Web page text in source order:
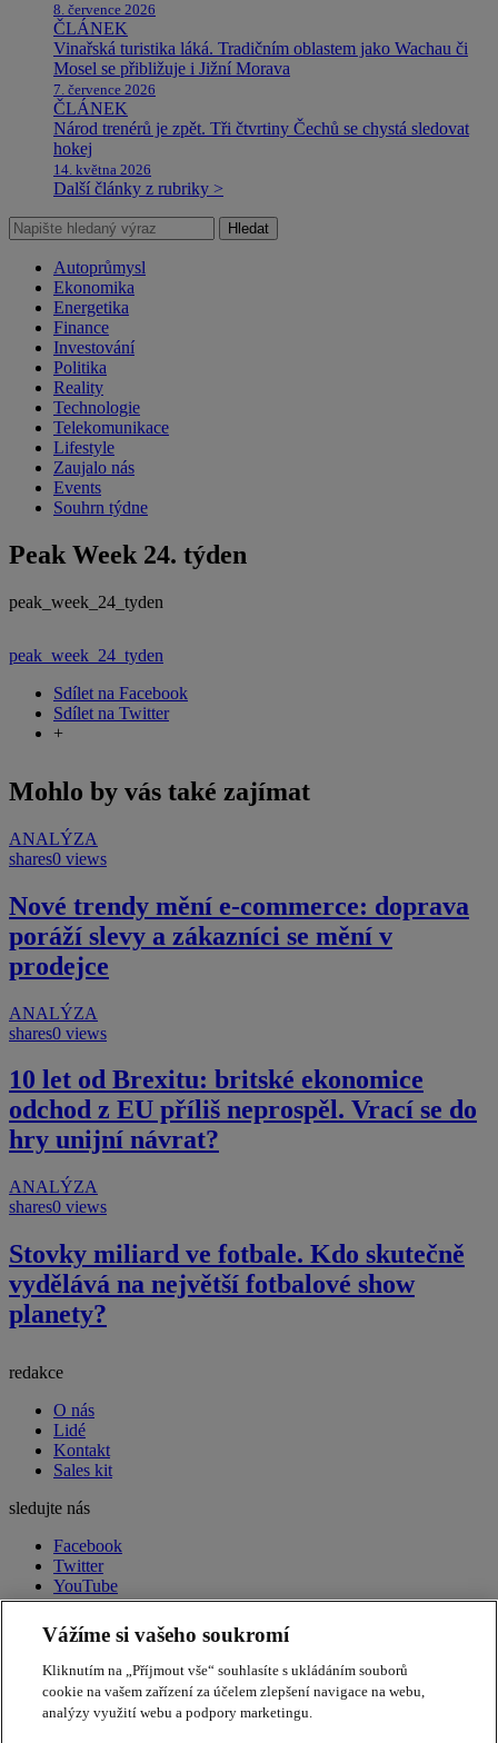
8. července 2026
ČLÁNEK
Vinařská turistika láká. Tradičním oblastem jako Wachau či
Mosel se přibližuje i Jižní Morava
7. července 2026
ČLÁNEK
Národ trenérů je zpět. Tři čtvrtiny Čechů se chystá sledovat
hokej
14. května 2026
Další články z rubriky >
Hledat
Autoprůmysl
Ekonomika
Energetika
Finance
Investování
Politika
Reality
Technologie
Telekomunikace
Lifestyle
Zaujalo nás
Events
Souhrn týdne
Peak Week 24. týden
peak_week_24_tyden
peak_week_24_tyden
Sdílet na Facebook
Sdílet na Twitter
+
Mohlo by vás také zajímat
ANALÝZA
shares0 views
Nové trendy mění e-commerce: doprava
poráží slevy a zákazníci se mění v
prodejce
ANALÝZA
shares0 views
10 let od Brexitu: britské ekonomice
odchod z EU příliš neprospěl. Vrací se do
hry unijní návrat?
ANALÝZA
shares0 views
Stovky miliard ve fotbale. Kdo skutečně
vydělává na největší fotbalové show
planety?
redakce
O nás
Lidé
Kontakt
Sales kit
sledujte nás
Facebook
Twitter
YouTube
LinkedIn
RSS
peak week newsletter
Souhrn toho nejdůležitějšího
každý pátek ve vašem e-mailu. Přihlásit odběr
Amazon americká ekonomika Andrej Babiš Apple
Donald Trump
Vážíme si vašeho soukromí
Kliknutím na „Příjmout vše“ souhlasíte s ukládáním souborů
cookie na vašem zařízení za účelem zlepšení navigace na webu,
analýzy využití webu a podpory marketingu.